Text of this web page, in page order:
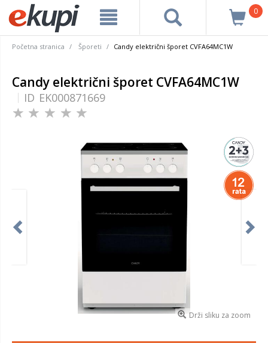
0
Početna stranica Šporeti Candy električni šporet CVFA64MC1W
Candy električni šporet CVFA64MC1W
ID EK000871669
Drži sliku za zoom